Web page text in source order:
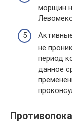
морщин
не
период
данное